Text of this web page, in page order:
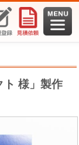
ト 様」製作